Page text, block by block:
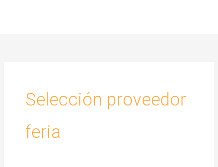
Selección proveedor
feria